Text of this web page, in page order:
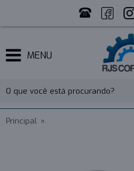
MENU
Principal